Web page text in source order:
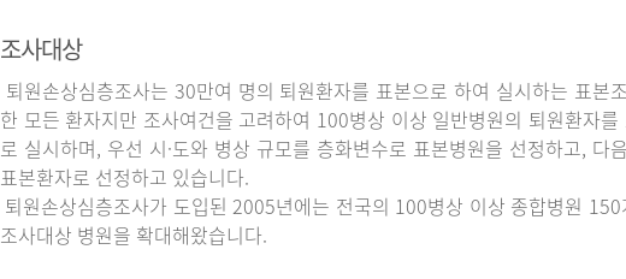
조사대상
퇴원손상심층조사는 30만여 명의 퇴원환자를 표본으로 하여 실시하는 표본
한 모든 환자지만 조사여건을 고려하여 100병상 이상 일반병원의 퇴원환자
로 실시하며, 우선 시·도와 병상 규모를 층화변수로 표본병원을 선정하고, 다
표본환자로 선정하고 있습니다.
퇴원손상심층조사가 도입된 2005년에는 전국의 100병상 이상 종합병원
조사대상 병원을 확대해왔습니다.